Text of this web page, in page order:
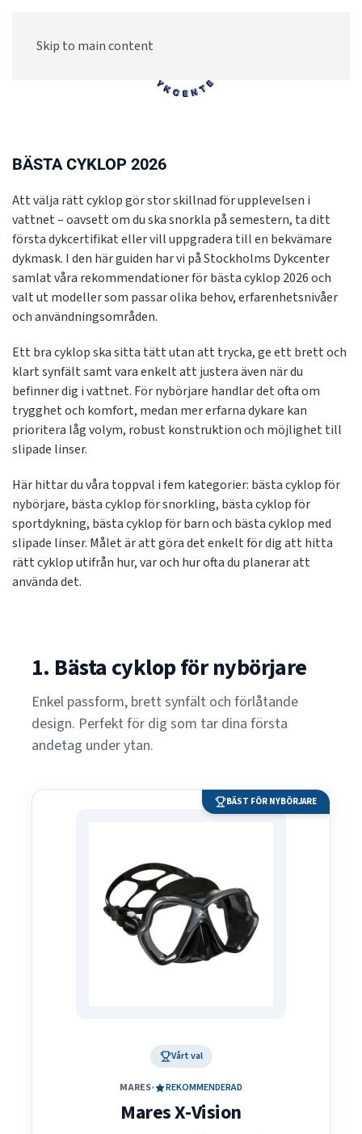
Skip to main content
BÄSTA CYKLOP 2026
Att välja rätt cyklop gör stor skillnad för upplevelsen i
vattnet – oavsett om du ska snorkla på semestern, ta ditt
första dykcertifikat eller vill uppgradera till en bekvämare
dykmask. I den här guiden har vi på Stockholms Dykcenter
samlat våra rekommendationer för bästa cyklop 2026 och
valt ut modeller som passar olika behov, erfarenhetsnivåer
och användningsområden.
Ett bra cyklop ska sitta tätt utan att trycka, ge ett brett och
klart synfält samt vara enkelt att justera även när du
befinner dig i vattnet. För nybörjare handlar det ofta om
trygghet och komfort, medan mer erfarna dykare kan
prioritera låg volym, robust konstruktion och möjlighet till
slipade linser.
Här hittar du våra toppval i fem kategorier: bästa cyklop för
nybörjare, bästa cyklop för snorkling, bästa cyklop för
sportdykning, bästa cyklop för barn och bästa cyklop med
slipade linser. Målet är att göra det enkelt för dig att hitta
rätt cyklop utifrån hur, var och hur ofta du planerar att
använda det.
1. Bästa cyklop för nybörjare
Enkel passform, brett synfält och förlåtande
design. Perfekt för dig som tar dina första
andetag under ytan.
BÄST FÖR NYBÖRJARE
Vårt val
MARES• REKOMMENDERAD
Mares X-Vision